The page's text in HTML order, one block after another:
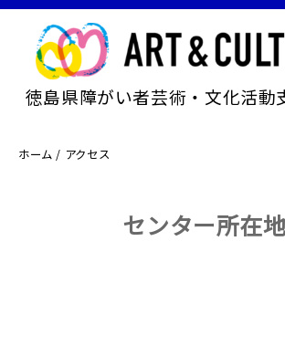
徳島県障がい者芸術・文化活動
ホーム / アクセス
センター所在地